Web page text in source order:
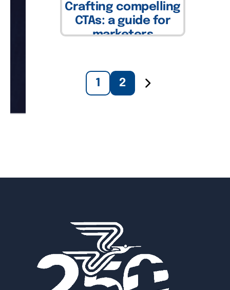
Crafting compelling
CTAs: a guide for
marketers
1 2